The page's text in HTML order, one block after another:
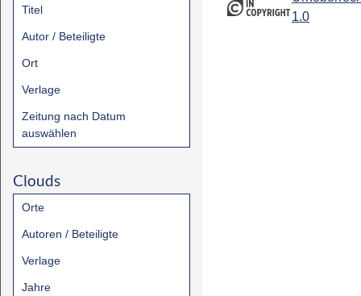
Titel
Autor / Beteiligte
Ort
Verlage
Zeitung nach Datum
auswählen
Clouds
Orte
Autoren / Beteiligte
Verlage
Jahre
1.0